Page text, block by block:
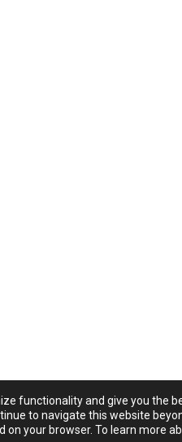
functionality and give you the
to navigate this website
on your browser. To learn more